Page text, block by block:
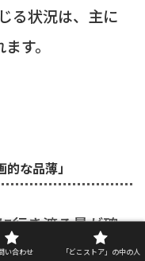
る状況は、主に
す。
な品薄」
行き渡る量が確
配分量を制限して
い合わせ 「どこストア」の中の人